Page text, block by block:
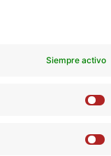
Siempre activo